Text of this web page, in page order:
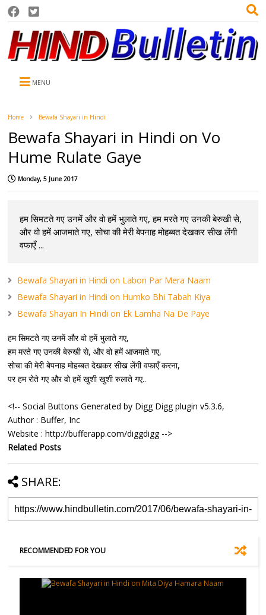
MENU
Home Bewafa Shayari in Hindi
Bewafa Shayari in Hindi on Vo
Hume Rulate Gaye
Monday, 5 June 2017
हम सिमटते गए उनमें और वो हमें भुलाते गए, हम मरते गए उनकी बेरुखी से,
और वो हमें आजमाते गए, सोचा की मेरी बेपनाह मोहब्बत देखकर सीख लेंगी
वफाएँ ...
Bewafa Shayari in Hindi on Labon Par Mera Naam
Bewafa Shayari in Hindi on Humko Bhi Tabah Kiya
Bewafa Shayari In Hindi on Ek Lamha Na De Paye
हम सिमटते गए उनमें और वो हमें भुलाते गए,
हम मरते गए उनकी बेरुखी से, और वो हमें आजमाते गए,
सोचा की मेरी बेपनाह मोहब्बत देखकर सीख लेंगी वफाएँ करना,
पर हम रोते गए और वो हमें खुशी खुशी रुलाते गए..
<!-- Social Buttons Generated by Digg Digg plugin v5.3.6,
Author : Buffer, Inc
Website : http://bufferapp.com/diggdigg -->
Related Posts
SHARE:
RECOMMENDED FOR YOU